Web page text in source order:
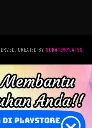
CREATED BY SORATEMPLATES